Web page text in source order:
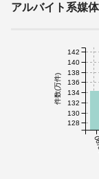
アルバイト系媒
件数(万件)
128
130
132
134
136
138
140
142